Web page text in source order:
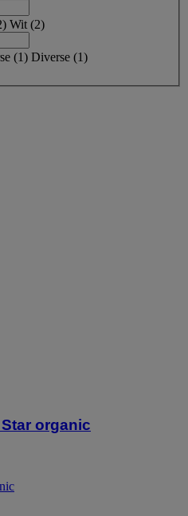
) Wit (2)
(1) Diverse (1)
organic